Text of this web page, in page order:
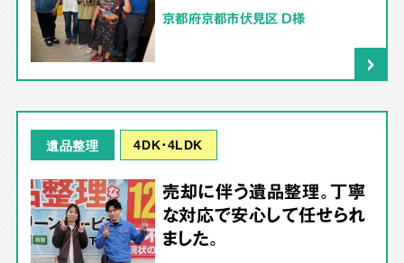
京都府京都市伏見区 D様
遺品整理 4DK･4LDK
売却に伴う遺品整理。丁寧
な対応で安心して任せられ
ました。